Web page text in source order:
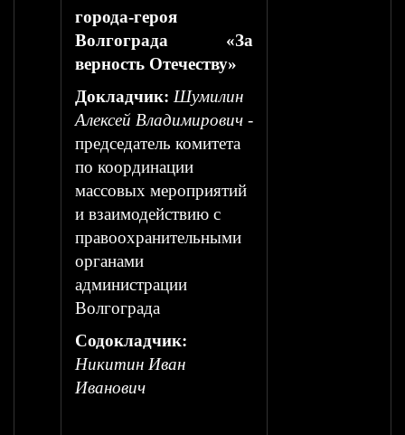
города-героя
Волгограда «За
верность Отечеству»
Докладчик: Шумилин
Алексей Владимирович -
председатель комитета
по координации
массовых мероприятий
и взаимодействию с
правоохранительными
органами
администрации
Волгограда
Содокладчик:
Никитин Иван
Иванович